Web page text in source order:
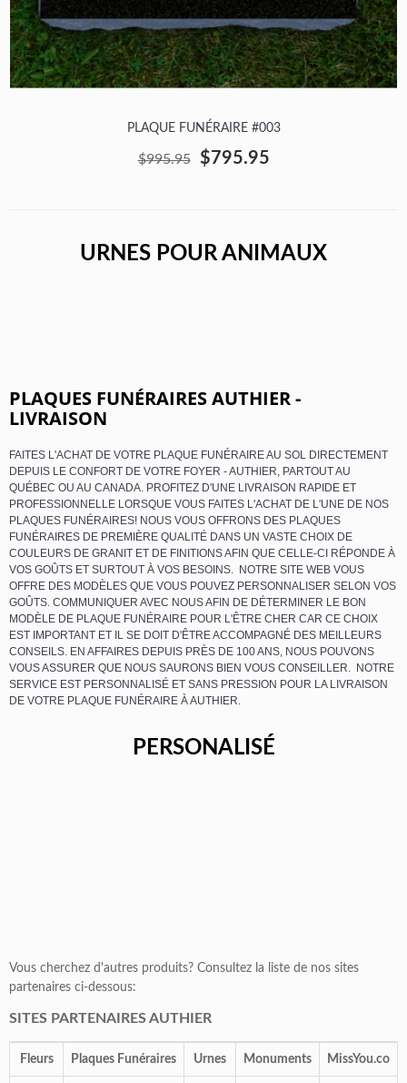
PLAQUE FUNÉRAIRE #003
$995.95 $795.95
URNES POUR ANIMAUX
PLAQUES FUNÉRAIRES AUTHIER -
LIVRAISON
FAITES L'ACHAT DE VOTRE PLAQUE FUNÉRAIRE AU SOL DIRECTEMENT
DEPUIS LE CONFORT DE VOTRE FOYER - AUTHIER, PARTOUT AU
QUÉBEC OU AU CANADA. PROFITEZ D'UNE LIVRAISON RAPIDE ET
PROFESSIONNELLE LORSQUE VOUS FAITES L'ACHAT DE L'UNE DE NOS
PLAQUES FUNÉRAIRES! NOUS VOUS OFFRONS DES PLAQUES
FUNÉRAIRES DE PREMIÈRE QUALITÉ DANS UN VASTE CHOIX DE
COULEURS DE GRANIT ET DE FINITIONS AFIN QUE CELLE-CI RÉPONDE À
VOS GOÛTS ET SURTOUT À VOS BESOINS. NOTRE SITE WEB VOUS
OFFRE DES MODÈLES QUE VOUS POUVEZ PERSONNALISER SELON VOS
GOÛTS. COMMUNIQUER AVEC NOUS AFIN DE DÉTERMINER LE BON
MODÈLE DE PLAQUE FUNÉRAIRE POUR L'ÊTRE CHER CAR CE CHOIX
EST IMPORTANT ET IL SE DOIT D'ÊTRE ACCOMPAGNÉ DES MEILLEURS
CONSEILS. EN AFFAIRES DEPUIS PRÈS DE 100 ANS, NOUS POUVONS
VOUS ASSURER QUE NOUS SAURONS BIEN VOUS CONSEILLER. NOTRE
SERVICE EST PERSONNALISÉ ET SANS PRESSION POUR LA LIVRAISON
DE VOTRE PLAQUE FUNÉRAIRE À AUTHIER.
PERSONALISÉ
Vous cherchez d'autres produits? Consultez la liste de nos sites
partenaires ci-dessous:
SITES PARTENAIRES AUTHIER
Fleurs Plaques Funéraires Urnes Monuments MissYou.co